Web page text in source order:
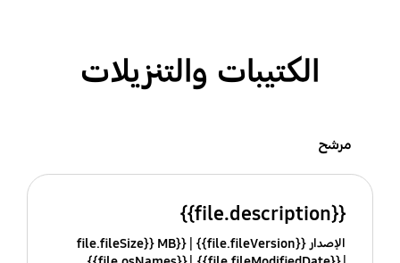
الكتيبات والتنزيلات
مرشح
{{file.description}}
الإصدار {{file.fileVersion}}
{{file.fileSize}} MB